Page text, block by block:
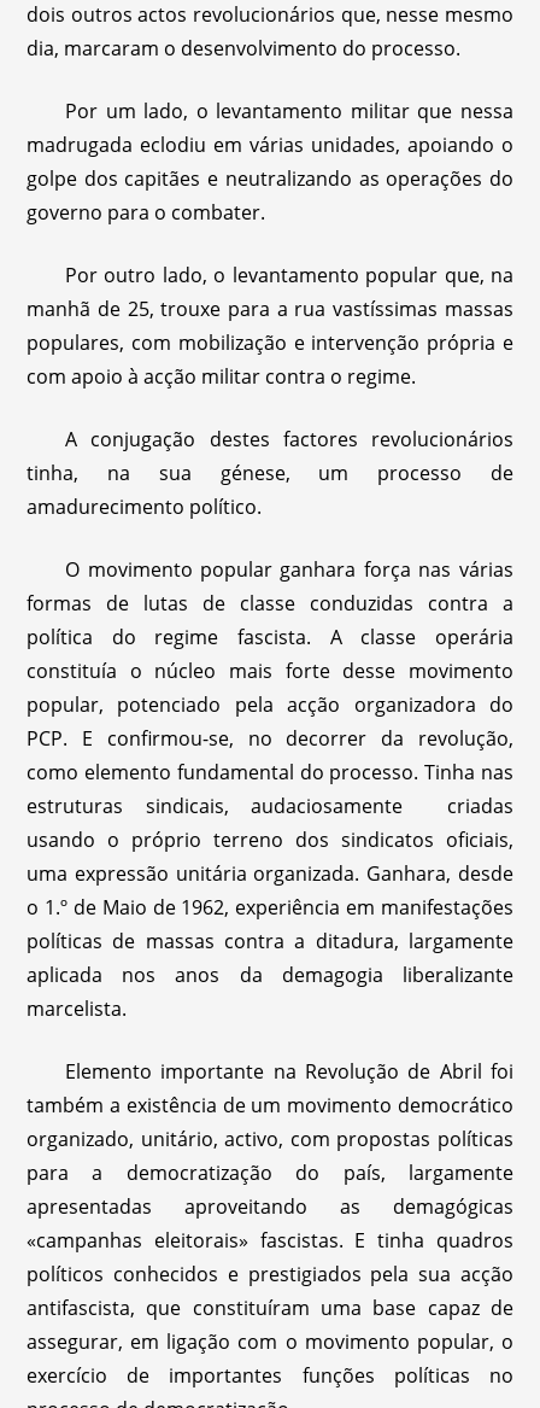
dois outros actos revolucionários que, nesse mesmo
dia, marcaram o desenvolvimento do processo.
Por um lado, o levantamento militar que nessa
madrugada eclodiu em várias unidades, apoiando o
golpe dos capitães e neutralizando as operações do
governo para o combater.
Por outro lado, o levantamento popular que, na
manhã de 25, trouxe para a rua vastíssimas massas
populares, com mobilização e intervenção própria e
com apoio à acção militar contra o regime.
A conjugação destes factores revolucionários
tinha, na sua génese, um processo de
amadurecimento político.
O movimento popular ganhara força nas várias
formas de lutas de classe conduzidas contra a
política do regime fascista. A classe operária
constituía o núcleo mais forte desse movimento
popular, potenciado pela acção organizadora do
PCP. E confirmou-se, no decorrer da revolução,
como elemento fundamental do processo. Tinha nas
estruturas sindicais, audaciosamente criadas
usando o próprio terreno dos sindicatos oficiais,
uma expressão unitária organizada. Ganhara, desde
o 1.º de Maio de 1962, experiência em manifestações
políticas de massas contra a ditadura, largamente
aplicada nos anos da demagogia liberalizante
marcelista.
Elemento importante na Revolução de Abril foi
também a existência de um movimento democrático
organizado, unitário, activo, com propostas políticas
para a democratização do país, largamente
apresentadas aproveitando as demagógicas
«campanhas eleitorais» fascistas. E tinha quadros
políticos conhecidos e prestigiados pela sua acção
antifascista, que constituíram uma base capaz de
assegurar, em ligação com o movimento popular, o
exercício de importantes funções políticas no